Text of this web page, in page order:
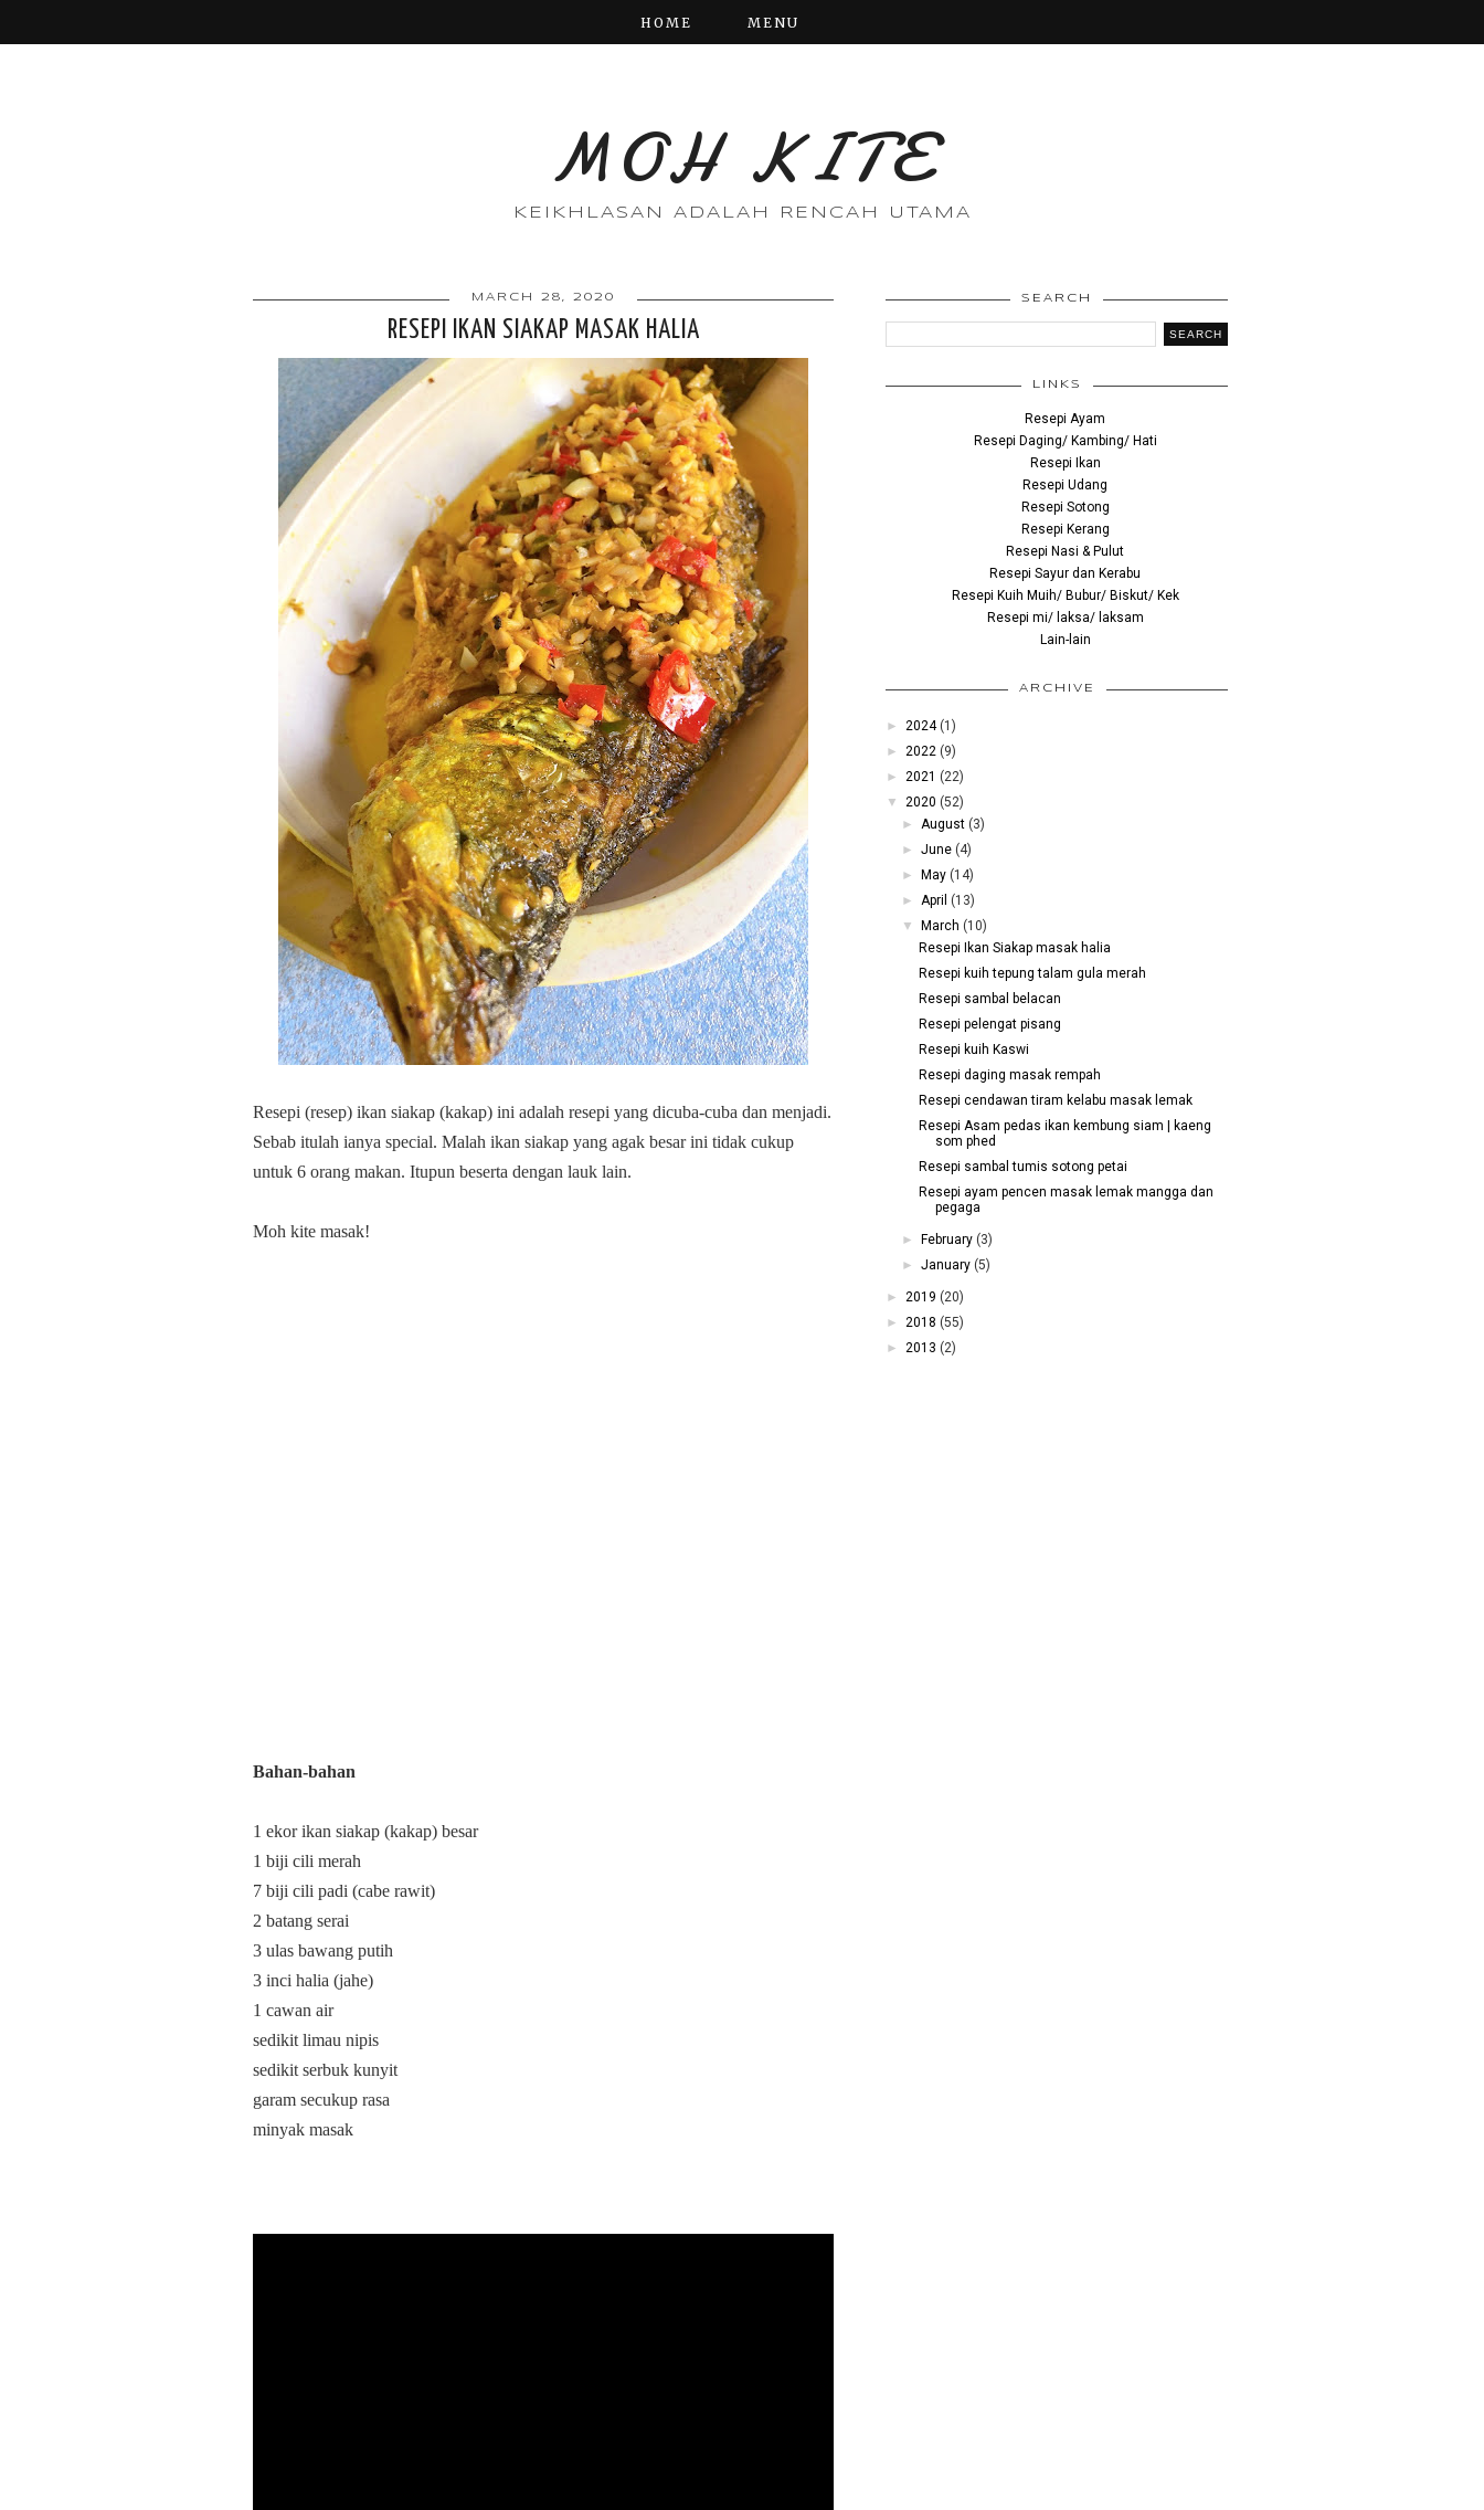
HOME MENU
MOH KITE
KEIKHLASAN ADALAH RENCAH UTAMA
MARCH 28, 2020
RESEPI IKAN SIAKAP MASAK HALIA
Resepi (resep) ikan siakap (kakap) ini adalah resepi yang dicuba-cuba dan menjadi.
Sebab itulah ianya special. Malah ikan siakap yang agak besar ini tidak cukup
untuk 6 orang makan. Itupun beserta dengan lauk lain.
Moh kite masak!
Bahan-bahan
1 ekor ikan siakap (kakap) besar
1 biji cili merah
7 biji cili padi (cabe rawit)
2 batang serai
3 ulas bawang putih
3 inci halia (jahe)
1 cawan air
sedikit limau nipis
sedikit serbuk kunyit
garam secukup rasa
minyak masak
SEARCH
LINKS
Resepi Ayam
Resepi Daging/ Kambing/ Hati
Resepi Ikan
Resepi Udang
Resepi Sotong
Resepi Kerang
Resepi Nasi & Pulut
Resepi Sayur dan Kerabu
Resepi Kuih Muih/ Bubur/ Biskut/ Kek
Resepi mi/ laksa/ laksam
Lain-lain
ARCHIVE
► 2024 (1)
► 2022 (9)
► 2021 (22)
▼
2020 (52)
►August (3)
►June (4)
►
May (14)
►April (13)
▼
March (10)
Resepi Ikan Siakap masak halia
Resepi kuih tepung talam gula merah
Resepi sambal belacan
Resepi pelengat pisang
Resepi kuih Kaswi
Resepi daging masak rempah
Resepi cendawan tiram kelabu masak lemak
Resepi Asam pedas ikan kembung siam | kaeng
som phed
Resepi sambal tumis sotong petai
Resepi ayam pencen masak lemak mangga dan
pegaga
► February (3)
►January (5)
► 2019 (20)
► 2018 (55)
► 2013 (2)